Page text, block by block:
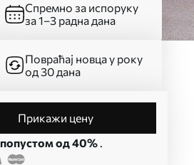
Спремно за испоруку
за 1–3 радна дана
Повраћај новца у року
од 30 дана
Прикажи цену
попустом од 40%.